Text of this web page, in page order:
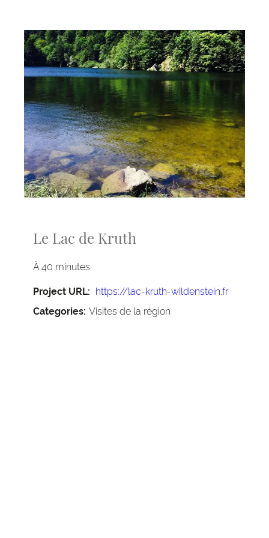
Le Lac de Kruth
À 40 minutes
Project URL:
https://lac-kruth-wildenstein.fr
Categories: Visites de la région